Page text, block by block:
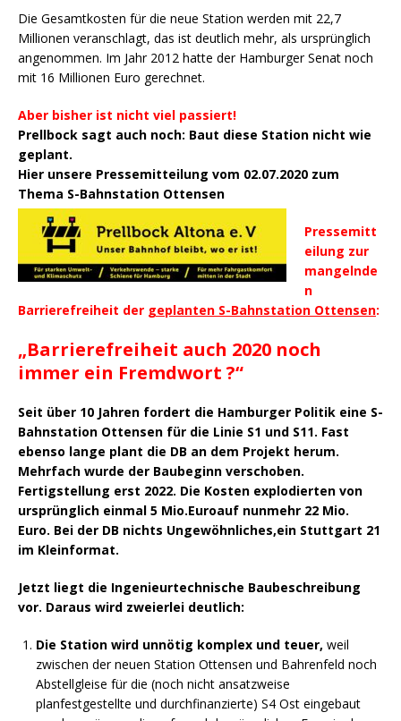
Die Gesamtkosten für die neue Station werden mit 22,7
Millionen veranschlagt, das ist deutlich mehr, als ursprünglich
angenommen. Im Jahr 2012 hatte der Hamburger Senat noch
mit 16 Millionen Euro gerechnet.
Aber bisher ist nicht viel passiert!
Prellbock sagt auch noch: Baut diese Station nicht wie
geplant.
Hier unsere Pressemitteilung vom 02.07.2020 zum
Thema S-Bahnstation Ottensen
Pressemitt
eilung zur
mangelnde
n
Barrierefreiheit der geplanten S-Bahnstation Ottensen:
„Barrierefreiheit auch 2020 noch
immer ein Fremdwort ?“
Seit über 10 Jahren fordert die Hamburger Politik eine S-
Bahnstation Ottensen für die Linie S1 und S11. Fast
ebenso lange plant die DB an dem Projekt herum.
Mehrfach wurde der Baubeginn verschoben.
Fertigstellung erst 2022. Die Kosten explodierten von
ursprünglich einmal 5 Mio.Euroauf nunmehr 22 Mio.
Euro. Bei der DB nichts Ungewöhnliches,ein Stuttgart 21
im Kleinformat.
Jetzt liegt die Ingenieurtechnische Baubeschreibung
vor. Daraus wird zweierlei deutlich:
Die Station wird unnötig komplex und teuer, weil
zwischen der neuen Station Ottensen und Bahrenfeld noch
Abstellgleise für die (noch nicht ansatzweise
planfestgestellte und durchfinanzierte) S4 Ost eingebaut